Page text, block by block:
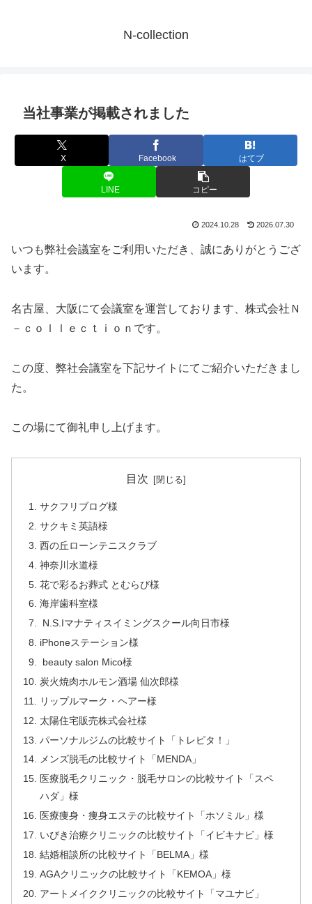
N-collection
当社事業が掲載されました
X Facebook はてブ
LINE コピー
2024.10.28 2026.07.30
いつも弊社会議室をご利用いただき、誠にありがとうござ
います。
名古屋、大阪にて会議室を運営しております、株式会社Ｎ
－ｃｏｌｌｅｃｔｉｏｎです。
この度、弊社会議室を下記サイトにてご紹介いただきまし
た。
この場にて御礼申し上げます。
目次
サクフリブログ様
サクキミ英語様
西の丘ローンテニスクラブ
神奈川水道様
花で彩るお葬式 とむらび様
海岸歯科室様
N.S.Iマナティスイミングスクール向日市様
iPhoneステーション様
beauty salon Mico様
炭火焼肉ホルモン酒場 仙次郎様
リップルマーク・ヘアー様
太陽住宅販売株式会社様
パーソナルジムの比較サイト「トレピタ！」
メンズ脱毛の比較サイト「MENDA」
医療脱毛クリニック・脱毛サロンの比較サイト「スペ
ハダ」様
医療痩身・痩身エステの比較サイト「ホソミル」様
いびき治療クリニックの比較サイト「イビキナビ」様
結婚相談所の比較サイト「BELMA」様
AGAクリニックの比較サイト「KEMOA」様
アートメイククリニックの比較サイト「マユナビ」